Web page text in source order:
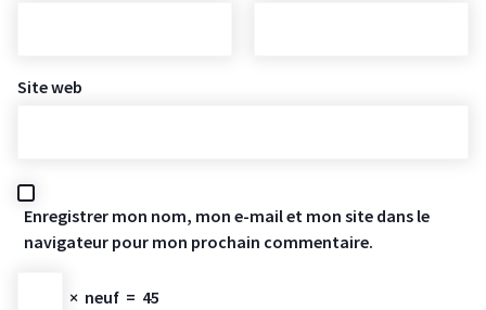
Site web
Enregistrer mon nom, mon e-mail et mon site dans le
navigateur pour mon prochain commentaire.
× neuf = 45